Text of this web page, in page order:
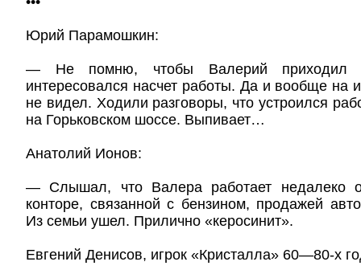
Юрий Парамошкин:
— Не помню, чтобы Валерий
интересовался насчет работы. Да и вообще на
не видел. Ходили разговоры, что устроился
на Горьковском шоссе. Выпивает…
Анатолий Ионов:
— Слышал, что Валера работает недалеко
конторе, связанной с бензином, продажей
Из семьи ушел. Прилично «керосинит».
Евгений Денисов, игрок «Кристалла» 60—80-х